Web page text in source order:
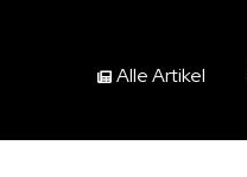
Alle Artikel